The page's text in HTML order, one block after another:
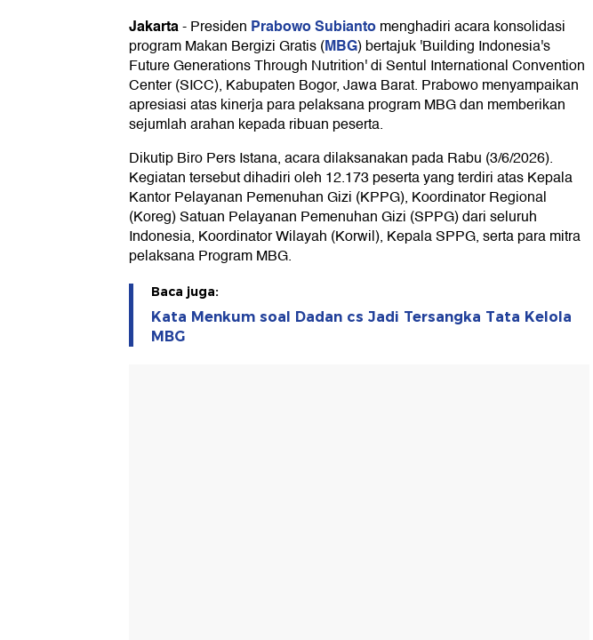
Jakarta-Presiden Prabowo Subiantomenghadiri acara konsolidasi
program Makan Bergizi Gratis (MBG) bertajuk 'Building Indonesia's
Future Generations Through Nutrition' di Sentul International Convention
Center (SICC), Kabupaten Bogor, Jawa Barat. Prabowo menyampaikan
apresiasi atas kinerja para pelaksana program MBG dan memberikan
sejumlah arahan kepada ribuan peserta.
Dikutip Biro Pers Istana, acara dilaksanakan pada Rabu (3/6/2026).
Kegiatan tersebut dihadiri oleh 12.173 peserta yang terdiri atas Kepala
Kantor Pelayanan Pemenuhan Gizi (KPPG), Koordinator Regional
(Koreg) Satuan Pelayanan Pemenuhan Gizi (SPPG) dari seluruh
Indonesia, Koordinator Wilayah (Korwil), Kepala SPPG, serta para mitra
pelaksana Program MBG.
Baca juga:
Kata Menkum soal Dadan cs Jadi Tersangka Tata Kelola
MBG